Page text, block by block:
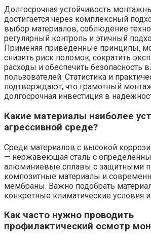
Долгосрочная устойчивость
достигается через комплексный
выбор материалов, соблюдение
регулярный контроль и этичный
Применяя приведенные принципы,
снизить риск поломок, сократить
расходы и обеспечить безопасность
пользователей. Статистика и
подтверждают, что грамотный
долгосрочная инвестиция в
Какие материалы наиболее
агрессивной среде?
Среди материалов с высокой
— нержавеющая сталь с
алюминиевые сплавы с защитными
композитные материалы и
мембраны. Важно подобрать
конкретные климатические условия и
Как часто нужно проводить
профилактический осмотр